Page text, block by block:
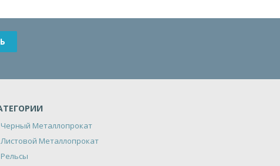
Черный Металлопрокат
Листовой Металлопрокат
Рельсы